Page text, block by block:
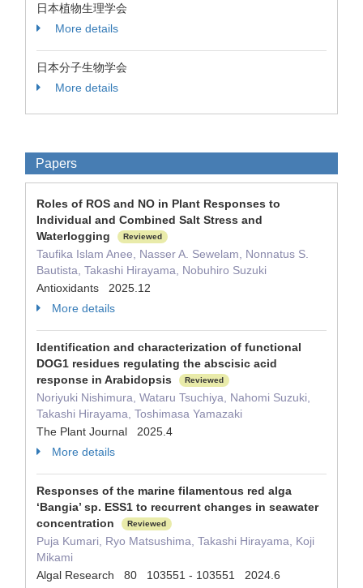
日本植物生理学会
More details
日本分子生物学会
More details
Papers
Roles of ROS and NO in Plant Responses to
Individual and Combined Salt Stress and
Waterlogging
Reviewed
Taufika Islam Anee, Nasser A. Sewelam, Nonnatus S.
Bautista, Takashi Hirayama, Nobuhiro Suzuki
Antioxidants 2025.12
More details
Identification and characterization of functional
DOG1 residues regulating the abscisic acid
response in Arabidopsis
Reviewed
Noriyuki Nishimura, Wataru Tsuchiya, Nahomi Suzuki,
Takashi Hirayama, Toshimasa Yamazaki
The Plant Journal 2025.4
More details
Responses of the marine filamentous red alga
‘Bangia’ sp. ESS1 to recurrent changes in seawater
concentration
Reviewed
Puja Kumari, Ryo Matsushima, Takashi Hirayama, Koji
Mikami
Algal Research 80 103551 - 103551 2024.6